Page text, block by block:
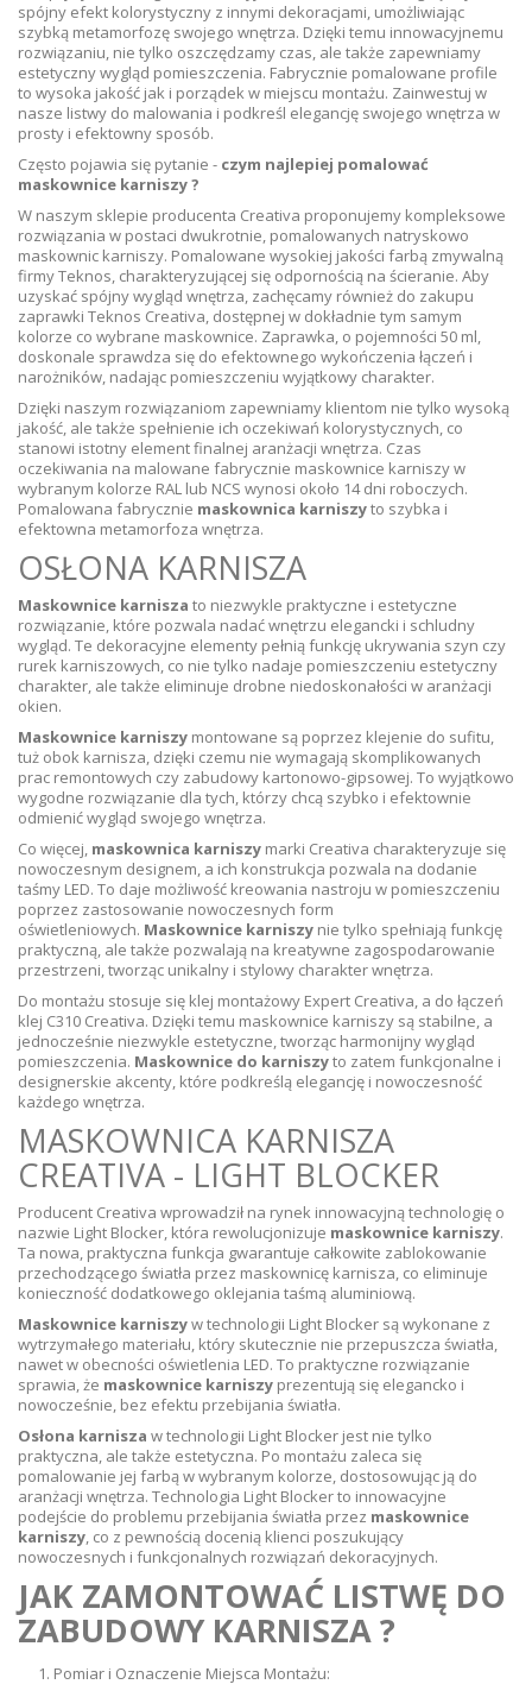
spójny efekt kolorystyczny z innymi dekoracjami, umożliwiając
szybką metamorfozę swojego wnętrza. Dzięki temu innowacyjnemu
rozwiązaniu, nie tylko oszczędzamy czas, ale także zapewniamy
estetyczny wygląd pomieszczenia. Fabrycznie pomalowane profile
to wysoka jakość jak i porządek w miejscu montażu. Zainwestuj w
nasze listwy do malowania i podkreśl elegancję swojego wnętrza w
prosty i efektowny sposób.
Często pojawia się pytanie - czym najlepiej pomalować
maskownice karniszy ?
W naszym sklepie producenta Creativa proponujemy kompleksowe
rozwiązania w postaci dwukrotnie, pomalowanych natryskowo
maskownic karniszy. Pomalowane wysokiej jakości farbą zmywalną
firmy Teknos, charakteryzującej się odpornością na ścieranie. Aby
uzyskać spójny wygląd wnętrza, zachęcamy również do zakupu
zaprawki Teknos Creativa, dostępnej w dokładnie tym samym
kolorze co wybrane maskownice. Zaprawka, o pojemności 50 ml,
doskonale sprawdza się do efektownego wykończenia łączeń i
narożników, nadając pomieszczeniu wyjątkowy charakter.
Dzięki naszym rozwiązaniom zapewniamy klientom nie tylko wysoką
jakość, ale także spełnienie ich oczekiwań kolorystycznych, co
stanowi istotny element finalnej aranżacji wnętrza. Czas
oczekiwania na malowane fabrycznie maskownice karniszy w
wybranym kolorze RAL lub NCS wynosi około 14 dni roboczych.
Pomalowana fabrycznie maskownica karniszyto szybka i
efektowna metamorfoza wnętrza.
OSŁONA KARNISZA
Maskownice karnisza to niezwykle praktyczne i estetyczne
rozwiązanie, które pozwala nadać wnętrzu elegancki i schludny
wygląd. Te dekoracyjne elementy pełnią funkcję ukrywania szyn czy
rurek karniszowych, co nie tylko nadaje pomieszczeniu estetyczny
charakter, ale także eliminuje drobne niedoskonałości w aranżacji
okien.
Maskownice karniszy montowane są poprzez klejenie do sufitu,
tuż obok karnisza, dzięki czemu nie wymagają skomplikowanych
prac remontowych czy zabudowy kartonowo-gipsowej. To wyjątkowo
wygodne rozwiązanie dla tych, którzy chcą szybko i efektownie
odmienić wygląd swojego wnętrza.
Co więcej, maskownica karniszy marki Creativa charakteryzuje się
nowoczesnym designem, a ich konstrukcja pozwala na dodanie
taśmy LED. To daje możliwość kreowania nastroju w pomieszczeniu
poprzez zastosowanie nowoczesnych form
oświetleniowych. Maskownice karniszy nie tylko spełniają funkcję
praktyczną, ale także pozwalają na kreatywne zagospodarowanie
przestrzeni, tworząc unikalny i stylowy charakter wnętrza.
Do montażu stosuje się klej montażowy Expert Creativa, a do łączeń
klej C310 Creativa. Dzięki temu maskownice karniszy są stabilne, a
jednocześnie niezwykle estetyczne, tworząc harmonijny wygląd
pomieszczenia. Maskownice do karniszyto zatem funkcjonalne i
designerskie akcenty, które podkreślą elegancję i nowoczesność
każdego wnętrza.
MASKOWNICA KARNISZA
CREATIVA - LIGHT BLOCKER
Producent Creativa wprowadził na rynek innowacyjną technologię o
nazwie Light Blocker, która rewolucjonizuje maskownice karniszy.
Ta nowa, praktyczna funkcja gwarantuje całkowite zablokowanie
przechodzącego światła przez maskownicę karnisza, co eliminuje
konieczność dodatkowego oklejania taśmą aluminiową.
Maskownice karniszyw technologii Light Blocker są wykonane z
wytrzymałego materiału, który skutecznie nie przepuszcza światła,
nawet w obecności oświetlenia LED. To praktyczne rozwiązanie
sprawia, że maskownice karniszy prezentują się elegancko i
nowocześnie, bez efektu przebijania światła.
Osłona karnisza w technologii Light Blocker jest nie tylko
praktyczna, ale także estetyczna. Po montażu zaleca się
pomalowanie jej farbą w wybranym kolorze, dostosowując ją do
aranżacji wnętrza. Technologia Light Blocker to innowacyjne
podejście do problemu przebijania światła przez maskownice
karniszy, co z pewnością docenią klienci poszukujący
nowoczesnych i funkcjonalnych rozwiązań dekoracyjnych.
JAK ZAMONTOWAĆ LISTWĘ DO
ZABUDOWY KARNISZA ?
Pomiar i Oznaczenie Miejsca Montażu: